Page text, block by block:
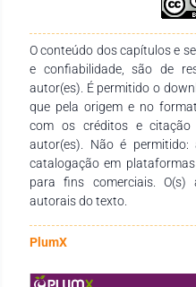
análise de regressão a
tratamentos.
O conteúdo dos capítulos e
e confiabilidade, são de
autor(es). É permitido o
que pela origem e no
com os créditos e citação
autor(es). Não é permitido:
catalogação em
para fins comerciais. O(s)
autorais do texto.
PlumX